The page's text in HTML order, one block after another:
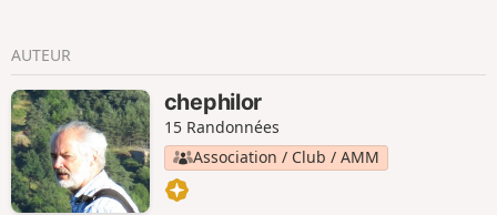
AUTEUR
chephilor
15 Randonnées
Association / Club / AMM